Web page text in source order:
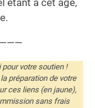
pour votre soutien !
préparation de votre
ces liens (en jaune),
sans frais